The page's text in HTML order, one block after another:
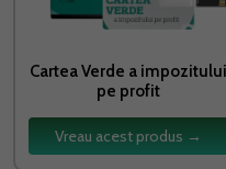
Cartea Verde a impozitului
pe profit
Vreau acest produs →